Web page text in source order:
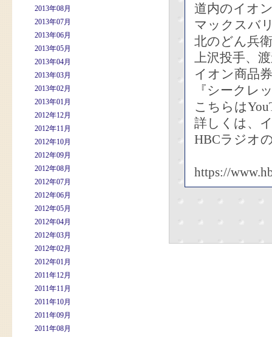
2013年08月
2013年07月
2013年06月
2013年05月
2013年04月
2013年03月
2013年02月
2013年01月
2012年12月
2012年11月
2012年10月
2012年09月
2012年08月
2012年07月
2012年06月
2012年05月
2012年04月
2012年03月
2012年02月
2012年01月
2011年12月
2011年11月
2011年10月
2011年09月
2011年08月
道内のイオ
マックスバ
北のどん兵
上沢投手、
イオン商品
『シークレ
こちらは
詳しくは、
HBCラジオ
https://